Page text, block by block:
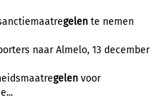
gelen te nemen
naar Almelo, 13 december
gelen voor